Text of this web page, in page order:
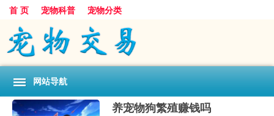
首 页 宠物科普 宠物分类
网站导航
养宠物狗繁殖赚钱吗